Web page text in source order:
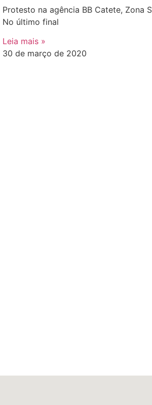
Protesto na agência BB Catete, Zona
No último final
Leia mais »
30 de março de 2020